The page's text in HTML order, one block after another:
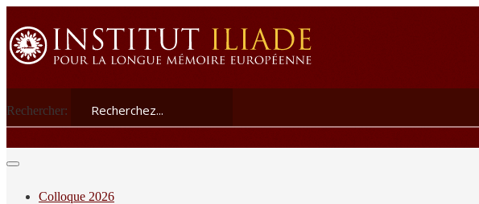
Rechercher:
Colloque 2026